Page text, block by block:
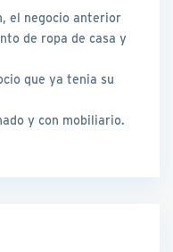
el negocio anterior
de ropa de casa y
que ya tenia su
y con mobiliario.